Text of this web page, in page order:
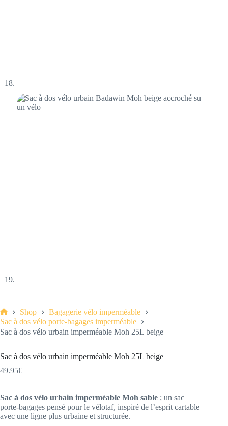
Accueil
Shop
Bagagerie vélo imperméable
Sac à dos vélo porte-bagages imperméable
Sac à dos vélo urbain imperméable Moh 25L beige
Sac à dos vélo urbain imperméable Moh 25L beige
49.95€
Sac à dos vélo urbain imperméable Moh sable ; un sac
porte-bagages pensé pour le vélotaf, inspiré de l’esprit cartable
avec une ligne plus urbaine et structurée.